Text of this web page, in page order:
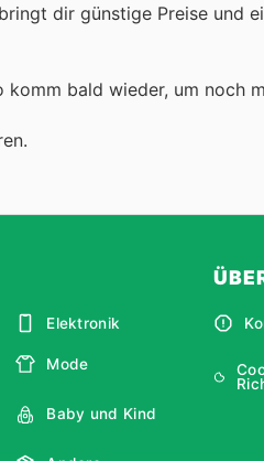
bringt dir günstige Preise und
komm bald wieder, um noch
Elektronik
Mode
Baby und Kind